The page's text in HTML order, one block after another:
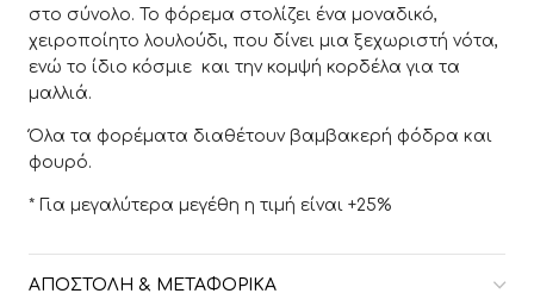
στο σύνολο. Το φόρεμα στολίζει ένα μοναδικό,
χειροποίητο λουλούδι, που δίνει μια ξεχωριστή νότα,
ενώ το ίδιο κόσμιε και την κομψή κορδέλα για τα
μαλλιά.
Όλα τα φορέματα διαθέτουν βαμβακερή φόδρα και
φουρό.
* Για μεγαλύτερα μεγέθη η τιμή είναι +25%
ΑΠΟΣΤΟΛΉ & ΜΕΤΑΦΟΡΙΚΆ